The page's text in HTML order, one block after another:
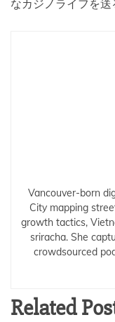
なカジノライフを送
Vancouver-born
City mapping
growth tactics,
sriracha. She
crowdsourced
Related